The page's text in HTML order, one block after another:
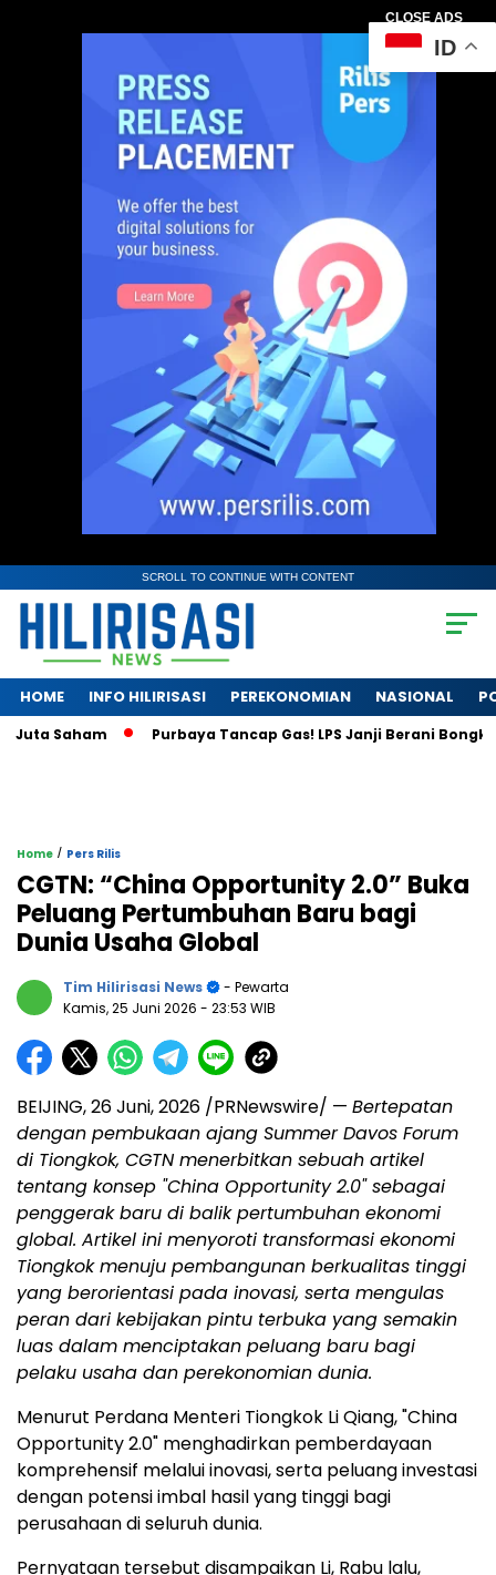
CLOSE ADS
SCROLL TO CONTINUE WITH CONTENT
HOME INFO HILIRISASI PEREKONOMIAN NASIONAL
Saham Purbaya Tancap Gas! LPS Janji Berani Bongkar
Home / Pers Rilis
CGTN: “China Opportunity 2.0” Buka
Peluang Pertumbuhan Baru bagi
Dunia Usaha Global
Tim Hilirisasi News
- Pewarta
Kamis, 25 Juni 2026 - 23:53 WIB
BEIJING,26 Juni, 2026 /PRNewswire/ — Bertepatan
dengan pembukaan ajang Summer Davos Forum
di Tiongkok, CGTN menerbitkan sebuah artikel
tentang konsep "China Opportunity 2.0" sebagai
penggerak baru di balik pertumbuhan ekonomi
global. Artikel ini menyoroti transformasi ekonomi
Tiongkok menuju pembangunan berkualitas tinggi
yang berorientasi pada inovasi, serta mengulas
peran dari kebijakan pintu terbuka yang semakin
luas dalam menciptakan peluang baru bagi
pelaku usaha dan perekonomian dunia.
Menurut Perdana Menteri Tiongkok Li Qiang, "China
Opportunity 2.0" menghadirkan pemberdayaan
komprehensif melalui inovasi, serta peluang investasi
dengan potensi imbal hasil yang tinggi bagi
perusahaan di seluruh dunia.
Pernyataan tersebut disampaikan Li, Rabu lalu,
ID